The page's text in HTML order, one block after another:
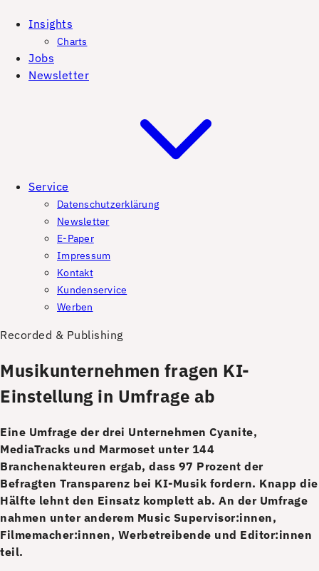
Insights
Charts
Jobs
Newsletter
Service
Datenschutzerklärung
Newsletter
E-Paper
Impressum
Kontakt
Kundenservice
Werben
Recorded & Publishing
Musikunternehmen fragen KI-
Einstellung in Umfrage ab
Eine Umfrage der drei Unternehmen Cyanite,
MediaTracks und Marmoset unter 144
Branchenakteuren ergab, dass 97 Prozent der
Befragten Transparenz bei KI-Musik fordern. Knapp die
Hälfte lehnt den Einsatz komplett ab. An der Umfrage
nahmen unter anderem Music Supervisor:innen,
Filmemacher:innen, Werbetreibende und Editor:innen
teil.